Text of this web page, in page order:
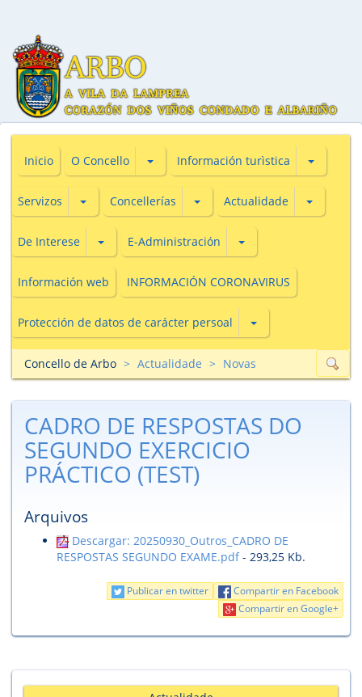
Inicio O Concello Subsecciones de O Concello
Información turìstica
Servizos Subsecciones de Servizos
Concellerías Subsecciones de Concellerías
Actualidade
De Interese Subsecciones de De Interese
E-Administración Subsecciones de E-
Información web INFORMACIÓN CORONAVIRUS
Protección de datos de carácter persoal Subsecciones de
Concello de Arbo Actualidade Novas
CADRO DE RESPOSTAS DO
SEGUNDO EXERCICIO
PRÁCTICO (TEST)
Arquivos
Descargar: 20250930_Outros_CADRO DE
RESPOSTAS SEGUNDO EXAME.pdf- 293,25 Kb.
Compartir en Facebook
Publicar en twitter
Compartir en Google+